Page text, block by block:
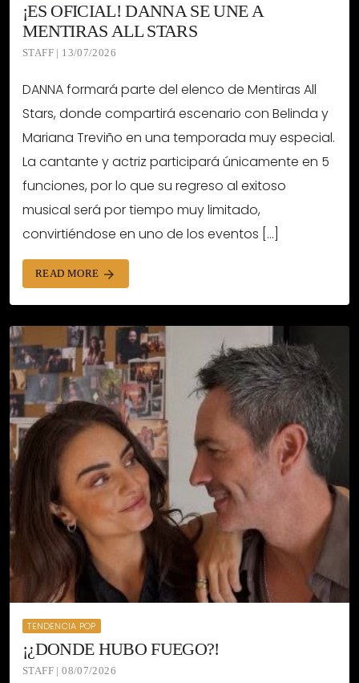
¡ES OFICIAL! DANNA SE UNE A
MENTIRAS ALL STARS
STAFF | 13/07/2026
DANNA formará parte del elenco de Mentiras All
Stars, donde compartirá escenario con Belinda y
Mariana Treviño en una temporada muy especial.
La cantante y actriz participará únicamente en 5
funciones, por lo que su regreso al exitoso
musical será por tiempo muy limitado,
convirtiéndose en uno de los eventos […]
READ MORE arrow_forward
TENDENCIA POP
¡¿DONDE HUBO FUEGO?!
STAFF | 08/07/2026